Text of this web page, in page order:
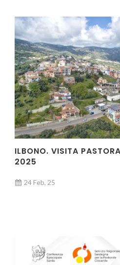
ILBONO. VISITA
2025
24 Feb, 25